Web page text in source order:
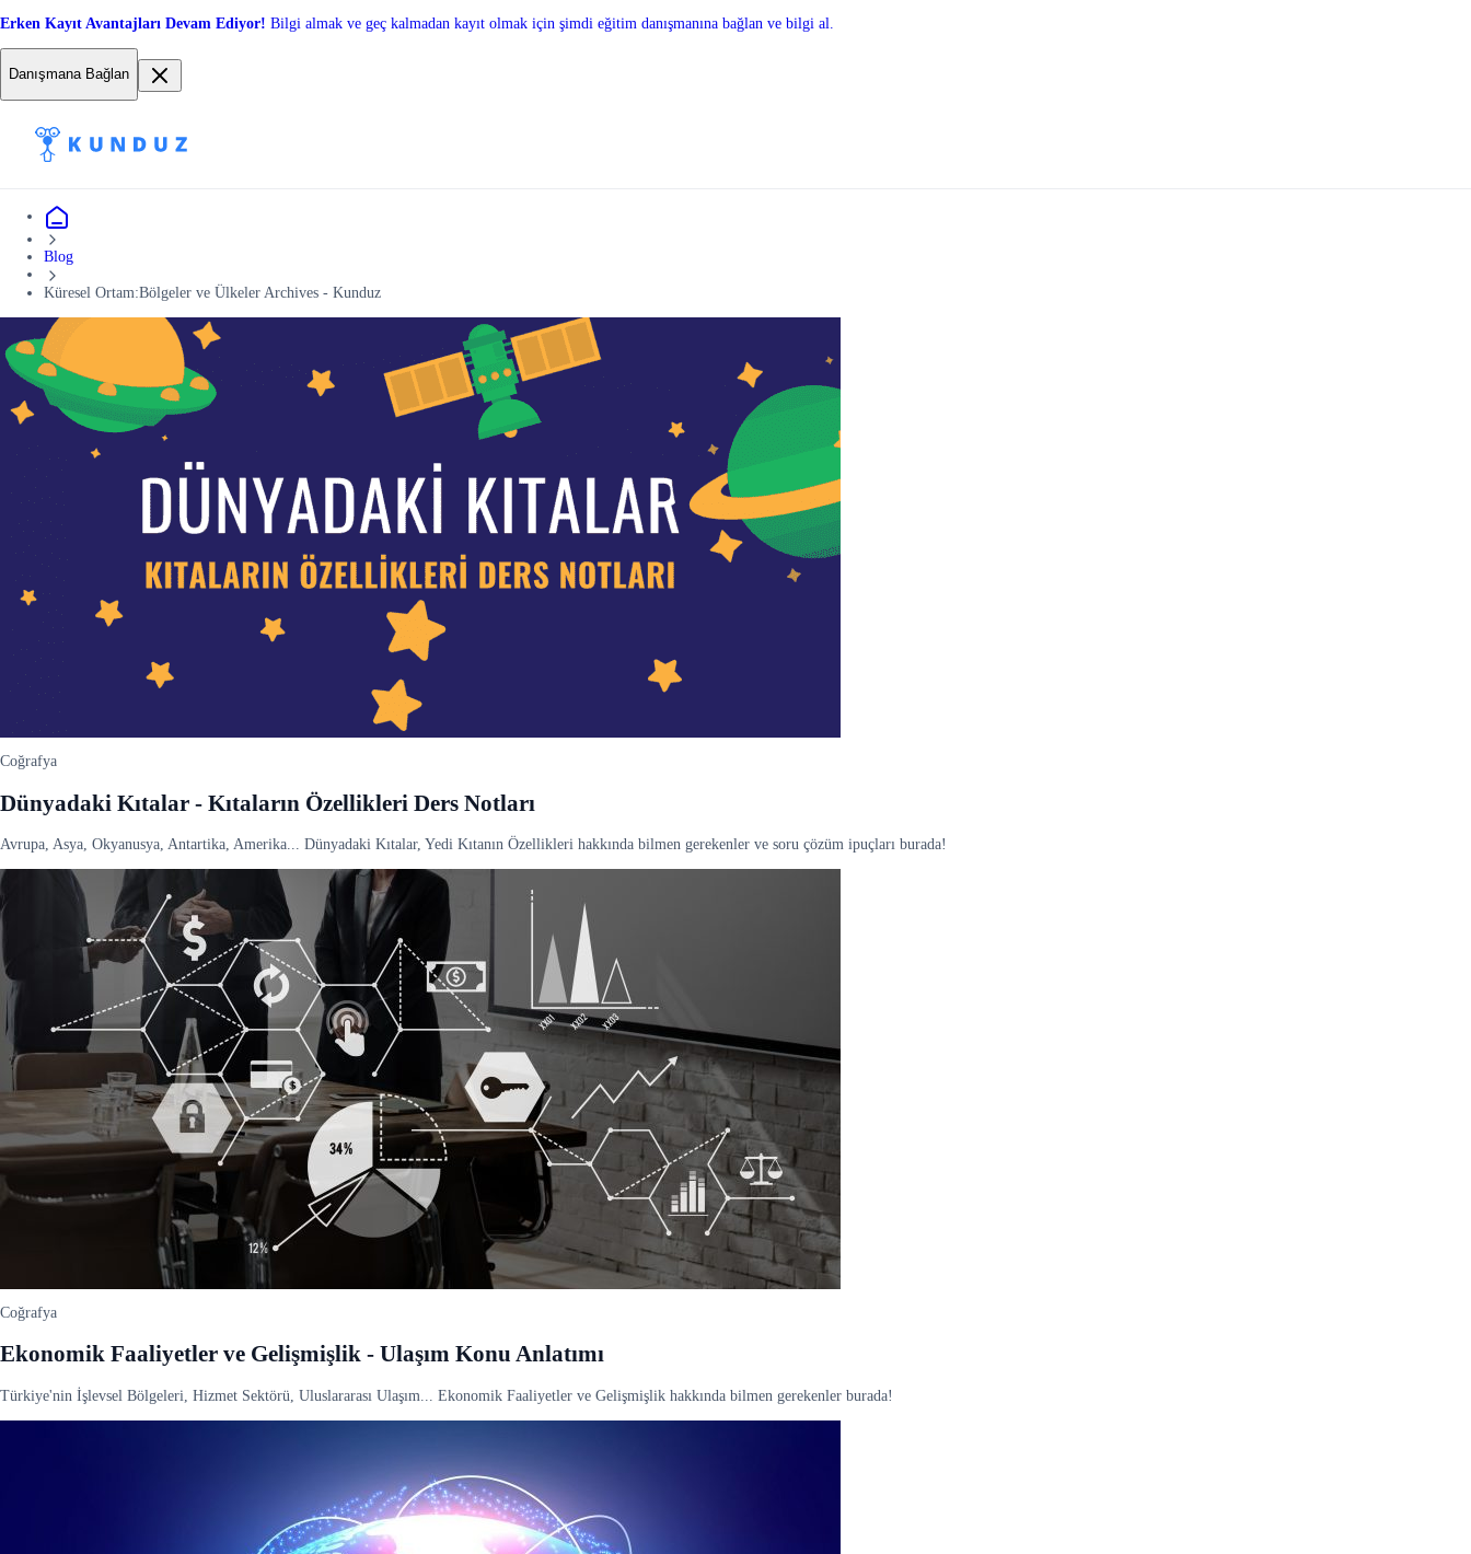
Erken Kayıt Avantajları Devam Ediyor! Bilgi almak ve geç kalmadan kayıt olmak için şimdi eğitim danışmanına bağlan ve bilgi al.
Danışmana Bağlan
Blog
Küresel Ortam:Bölgeler ve Ülkeler Archives - Kunduz
Coğrafya
Dünyadaki Kıtalar - Kıtaların Özellikleri Ders Notları
Avrupa, Asya, Okyanusya, Antartika, Amerika... Dünyadaki Kıtalar, Yedi Kıtanın Özellikleri hakkında bilmen gerekenler ve soru çözüm ipuçları burada!
Coğrafya
Ekonomik Faaliyetler ve Gelişmişlik - Ulaşım Konu Anlatımı
Türkiye'nin İşlevsel Bölgeleri, Hizmet Sektörü, Uluslararası Ulaşım... Ekonomik Faaliyetler ve Gelişmişlik hakkında bilmen gerekenler burada!